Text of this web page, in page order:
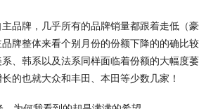
品牌，几乎所有的品牌销量都跟着走低（豪
牌整体来看个别月份的份额下降的的确比较
、韩系以及法系同样面临着份额的大幅度萎
的也就大众和丰田、本田等少数几家！